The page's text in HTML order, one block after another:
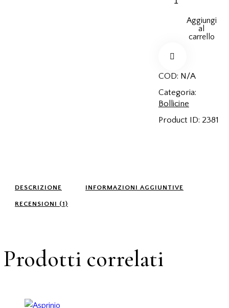
Aggiungi
al
carrello
COD: N/A
Categoria:
Bollicine
Product ID: 2381
DESCRIZIONE INFORMAZIONI AGGIUNTIVE
RECENSIONI (1)
Prodotti correlati